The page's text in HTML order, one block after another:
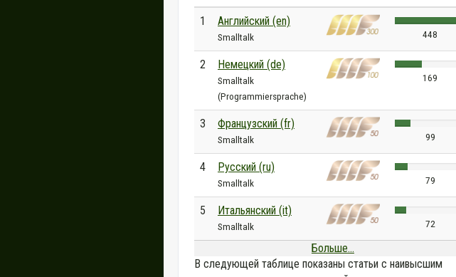
1 Английский (en)
Smalltalk 448
2 Немецкий (de)
Smalltalk
(Programmiersprache)
169
3 Французский (fr)
Smalltalk 99
4 Русский (ru)
Smalltalk 79
5 Итальянский (it)
Smalltalk 72
Больше...
В следующей таблице показаны статьи с наивысшим